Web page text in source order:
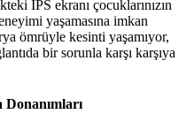
IPS ekranı çocuklarınızın
yaşamasına imkan
ömrüyle kesinti yaşamıyor,
bir sorunla karşı karşıya